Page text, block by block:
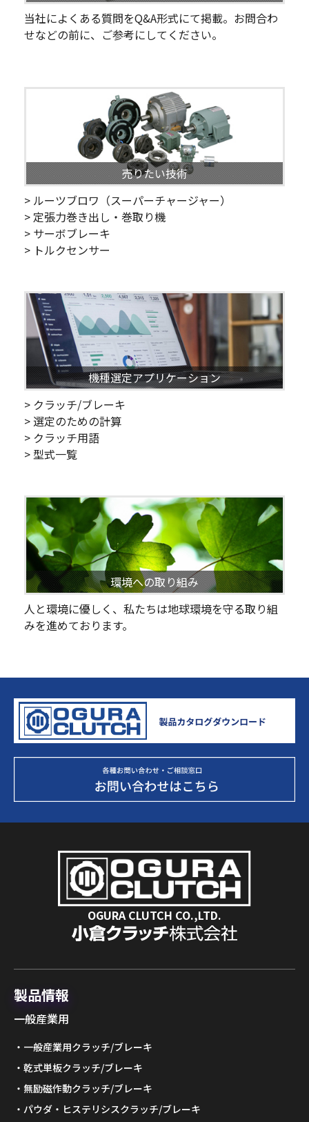
当社によくある質問をQ&A形式にて掲載。お問合わ
せなどの前に、ご参考にしてください。
売りたい技術
> ルーツブロワ（スーパーチャージャー）
> 定張力巻き出し・巻取り機
> サーボブレーキ
> トルクセンサー
機種選定アプリケーション
> クラッチ/ブレーキ
> 選定のための計算
> クラッチ用語
> 型式一覧
環境への取り組み
人と環境に優しく、私たちは地球環境を守る取り組
みを進めております。
OGURA CLUTCH CO.,LTD.
製品情報
一般産業用
一般産業用クラッチ/ブレーキ
乾式単板クラッチ/ブレーキ
無励磁作動クラッチ/ブレーキ
パウダ・ヒステリシスクラッチ/ブレーキ